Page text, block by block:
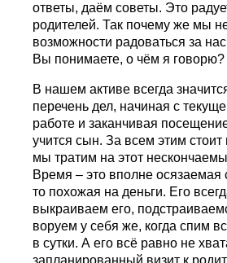
ответы, даём советы. Это
родителей. Так почему же мы
возможности радоваться за
Вы понимаете, о чём я говорю?
В нашем активе всегда
перечень дел, начиная с
работе и заканчивая
учится сын. За всем этим
мы тратим на этот
Время – это вполне осязаемая
то похожая на деньги. Его
выкраиваем его,
воруем у себя же, когда спим
в сутки. А его всё равно не